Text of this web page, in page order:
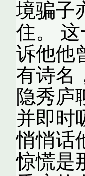
境骗子
住。
诉他他
有诗名
隐秀庐
并即时
悄悄话
惊慌是